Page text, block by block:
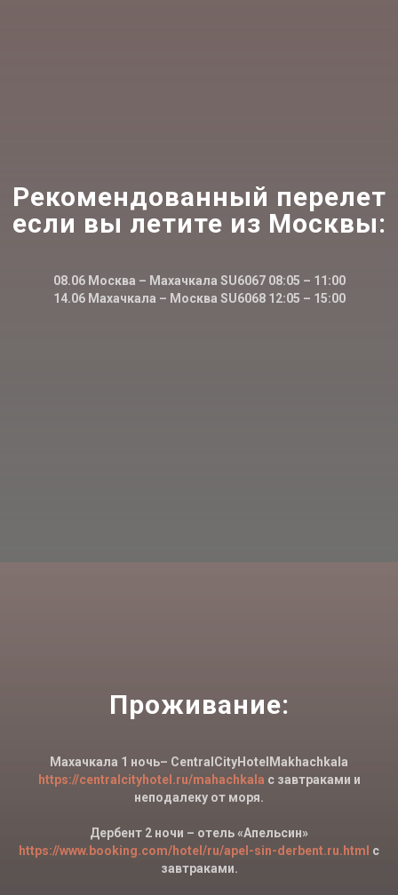
Рекомендованный перелет
если вы летите из Москвы:
08.06 Москва – Махачкала SU6067 08:05 – 11:00
14.06 Махачкала – Москва SU6068 12:05 – 15:00
Проживание:
Махачкала 1 ночь– CentralCityHotelMakhachkala
https://centralcityhotel.ru/mahachkala с завтраками и
неподалеку от моря.
Дербент 2 ночи – отель «Апельсин»
https://www.booking.com/hotel/ru/apel-sin-derbent.ru.html с
завтраками.